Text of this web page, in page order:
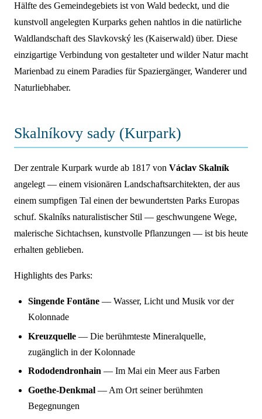
Hälfte des Gemeindegebiets ist von Wald bedeckt, und die
kunstvoll angelegten Kurparks gehen nahtlos in die natürliche
Waldlandschaft des Slavkovský les (Kaiserwald) über. Diese
einzigartige Verbindung von gestalteter und wilder Natur macht
Marienbad zu einem Paradies für Spaziergänger, Wanderer und
Naturliebhaber.
Skalníkovy sady (Kurpark)
Der zentrale Kurpark wurde ab 1817 von Václav Skalník
angelegt — einem visionären Landschaftsarchitekten, der aus
einem sumpfigen Tal einen der bewundertsten Parks Europas
schuf. Skalníks naturalistischer Stil — geschwungene Wege,
malerische Sichtachsen, kunstvolle Pflanzungen — ist bis heute
erhalten geblieben.
Highlights des Parks:
Singende Fontäne — Wasser, Licht und Musik vor der
Kolonnade
Kreuzquelle — Die berühmteste Mineralquelle,
zugänglich in der Kolonnade
Rododendronhain — Im Mai ein Meer aus Farben
Goethe-Denkmal — Am Ort seiner berühmten
Begegnungen